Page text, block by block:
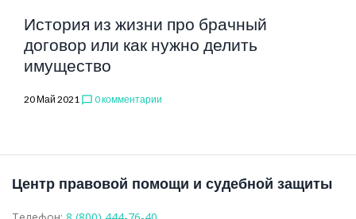
История из жизни про брачный
договор или как нужно делить
имущество
20 Май 2021 chat_bubble_outline 0 комментарии
Центр правовой помощи и судебной защиты